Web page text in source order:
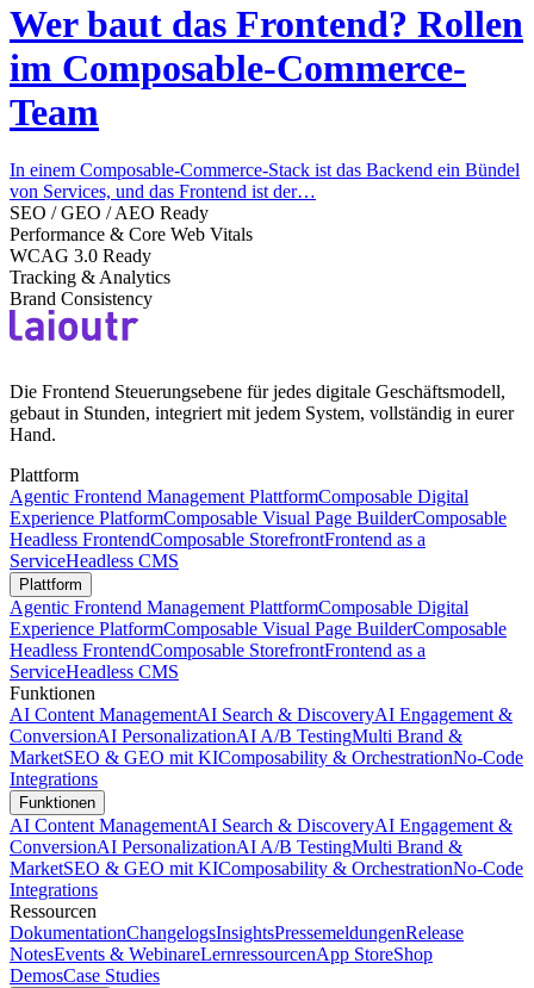
Wer baut das Frontend? Rollen
im Composable-Commerce-
Team
In einem Composable-Commerce-Stack ist das Backend ein Bündel
von Services, und das Frontend ist der…
SEO / GEO / AEO Ready
Performance & Core Web Vitals
WCAG 3.0 Ready
Tracking & Analytics
Brand Consistency
Die Frontend Steuerungsebene für jedes digitale Geschäftsmodell,
gebaut in Stunden, integriert mit jedem System, vollständig in eurer
Hand.
Plattform
Agentic Frontend Management PlattformComposable Digital
Experience PlatformComposable Visual Page BuilderComposable
Headless FrontendComposable StorefrontFrontend as a
ServiceHeadless CMS
Plattform
Agentic Frontend Management PlattformComposable Digital
Experience PlatformComposable Visual Page BuilderComposable
Headless FrontendComposable StorefrontFrontend as a
ServiceHeadless CMS
Funktionen
AI Content ManagementAI Search & DiscoveryAI Engagement &
ConversionAI PersonalizationAI A/B TestingMulti Brand &
MarketSEO & GEO mit KIComposability & OrchestrationNo-Code
Integrations
Funktionen
AI Content ManagementAI Search & DiscoveryAI Engagement &
ConversionAI PersonalizationAI A/B TestingMulti Brand &
MarketSEO & GEO mit KIComposability & OrchestrationNo-Code
Integrations
Ressourcen
DokumentationChangelogsInsightsPressemeldungenRelease
NotesEvents & WebinareLernressourcenApp StoreShop
DemosCase Studies